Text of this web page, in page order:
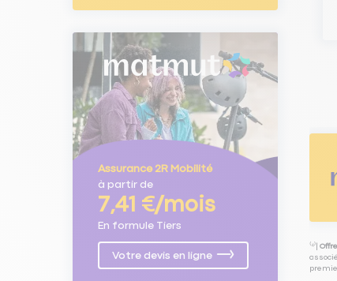
Assurance 2R Mobilité
à partir de
7,41 €/mois
En formule Tiers
Votre devis en ligne
⁽⁴⁾|